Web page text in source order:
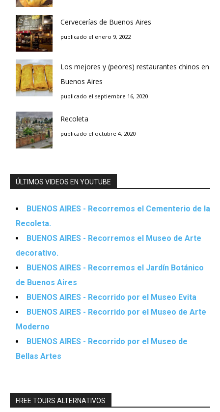
Cervecerías de Buenos Aires
publicado el enero 9, 2022
Los mejores y (peores) restaurantes chinos en
Buenos Aires
publicado el septiembre 16, 2020
Recoleta
publicado el octubre 4, 2020
ÚLTIMOS VIDEOS EN YOUTUBE
BUENOS AIRES - Recorremos el Cementerio de la
Recoleta.
BUENOS AIRES - Recorremos el Museo de Arte
decorativo.
BUENOS AIRES - Recorremos el Jardín Botánico
de Buenos Aires
BUENOS AIRES - Recorrido por el Museo Evita
BUENOS AIRES - Recorrido por el Museo de Arte
Moderno
BUENOS AIRES - Recorrido por el Museo de
Bellas Artes
FREE TOURS ALTERNATIVOS